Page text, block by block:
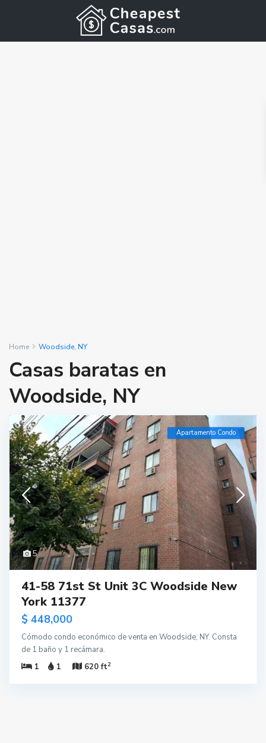
Home Woodside, NY
Casas baratas en
Woodside, NY
5
Apartamento Condo
41-58 71st St Unit 3C Woodside New
York 11377
$ 448,000
Cómodo condo económico de venta en Woodside, NY. Consta
de 1 baño y 1 recámara.
1
1 620 ft2